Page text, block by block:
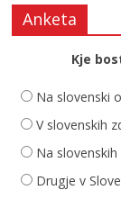
Anketa
Kje
Na slovenski
V slovenskih
Na slovenskih
Drugje v